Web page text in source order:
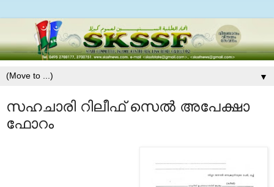
▼
സഹചാരി റിലീഫ് സെല്‍ അപേക്ഷാ
ഫോറം